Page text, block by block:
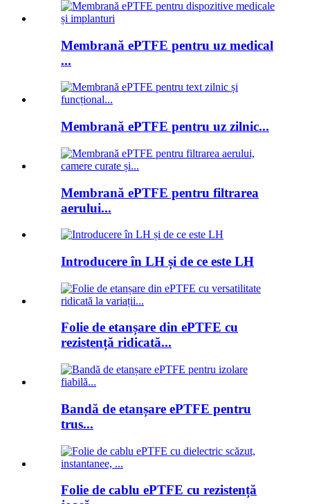
Membrană ePTFE pentru uz medical
...
Membrană ePTFE pentru uz zilnic...
Membrană ePTFE pentru filtrarea
aerului...
Introducere în LH și de ce este LH
Folie de etanșare din ePTFE cu
rezistență ridicată...
Bandă de etanșare ePTFE pentru
trus...
Folie de cablu ePTFE cu rezistență